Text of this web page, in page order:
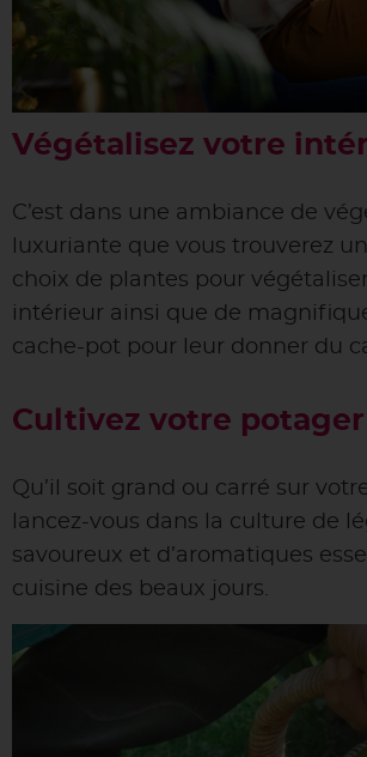
Végétalisez votre
C’est dans une ambiance de
luxuriante que vous trouverez
choix de plantes pour
intérieur ainsi que de
cache-pot pour leur donner du
Cultivez votre potager
Qu’il soit grand ou carré sur
lancez-vous dans la culture de
savoureux et d’aromatiques
cuisine des beaux jours.